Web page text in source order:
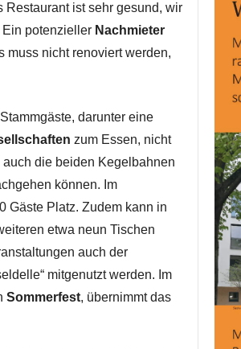
Restaurant ist sehr gesund, wir
Ein potenzieller Nachmieter
muss nicht renoviert werden,
darunter eine
zum Essen, nicht
die beiden Kegelbahnen
können. Im
Gäste Platz. Zudem kann in
etwa neun Tischen
auch der
mitgenutzt werden. Im
Sommerfest, übernimmt das